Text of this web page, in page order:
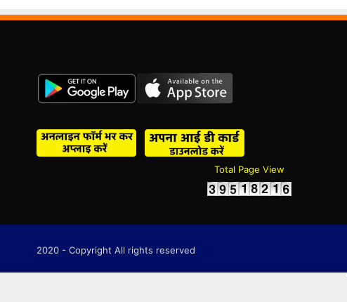
Total Page View
2020 - Copyright All rights reserved